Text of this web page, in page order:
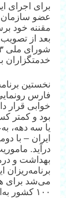
برای اجرای
عضو سازمان
مقننه خود
بعد از
خدمتگزاران
نخستین
فارس
خوابی قرار
بود و کمتر
یا سه دهه،
ایران – با
درآید.
بهداشت و
می‌شد برای
۱۰۰ کشور به‌اصطلاح در حال رشد.